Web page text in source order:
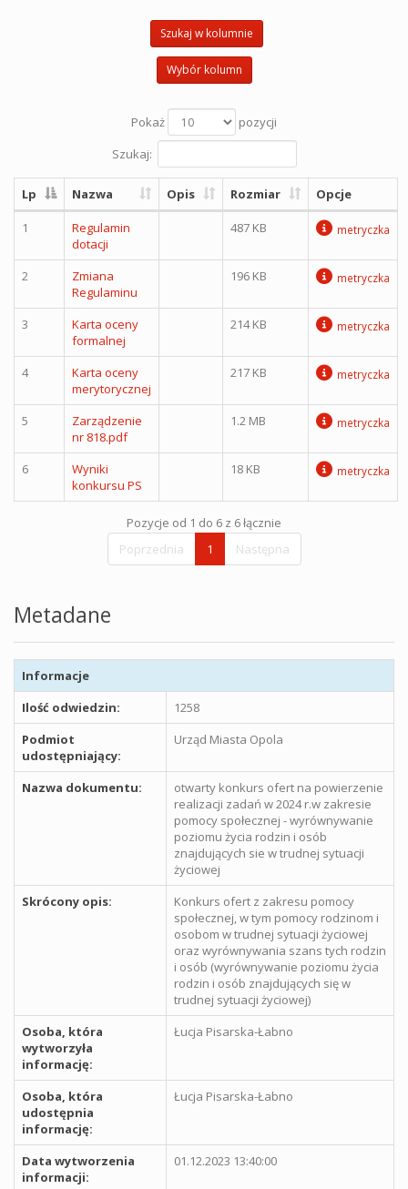
Szukaj w kolumnie
Wybór kolumn
Pokaż
pozycji
Szukaj:
Lp Nazwa Opis Rozmiar Opcje
1
Regulamin
dotacji
487 KB metryczka
2
Zmiana
Regulaminu
196 KB metryczka
3
Karta oceny
formalnej
214 KB metryczka
4
Karta oceny
merytorycznej
217 KB metryczka
5
Zarządzenie
nr 818.pdf
1.2 MB metryczka
6
Wyniki
konkursu PS
18 KB metryczka
Pozycje od 1 do 6 z 6 łącznie
Poprzednia
1 Następna
Metadane
Informacje
Ilość odwiedzin:
1258
Podmiot
udostępniający:
Urząd Miasta Opola
Nazwa dokumentu:
otwarty konkurs ofert na powierzenie
realizacji zadań w 2024 r.w zakresie
pomocy społecznej - wyrównywanie
poziomu życia rodzin i osób
znajdujących sie w trudnej sytuacji
życiowej
Skrócony opis:
Konkurs ofert z zakresu pomocy
społecznej, w tym pomocy rodzinom i
osobom w trudnej sytuacji życiowej
oraz wyrównywania szans tych rodzin
i osób (wyrównywanie poziomu życia
rodzin i osób znajdujących się w
trudnej sytuacji życiowej)
Osoba, która
wytworzyła
informację:
Łucja Pisarska-Łabno
Osoba, która
udostępnia
informację:
Łucja Pisarska-Łabno
Data wytworzenia
informacji:
01.12.2023 13:40:00